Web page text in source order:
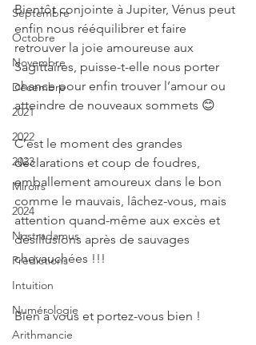
Septembre
Octobre
Novembre
Décembre
2021
2022
2023
Miroirs
2024
Nostradamus
Prédictions
Intuition
Numérologie
Arithmancie
Bientôt conjointe à Jupiter, Vénus peut
enfin nous rééquilibrer et faire
retrouver la joie amoureuse aux
Sagittaires, puisse-t-elle nous porter
chance pour enfin trouver l’amour ou
atteindre de nouveaux sommets 😊
C’est le moment des grandes
déclarations et coup de foudres,
emballement amoureux dans le bon
comme le mauvais, lâchez-vous, mais
attention quand-même aux excès et
désillusions après de sauvages
chevauchées !!!
Bien à vous et portez-vous bien !